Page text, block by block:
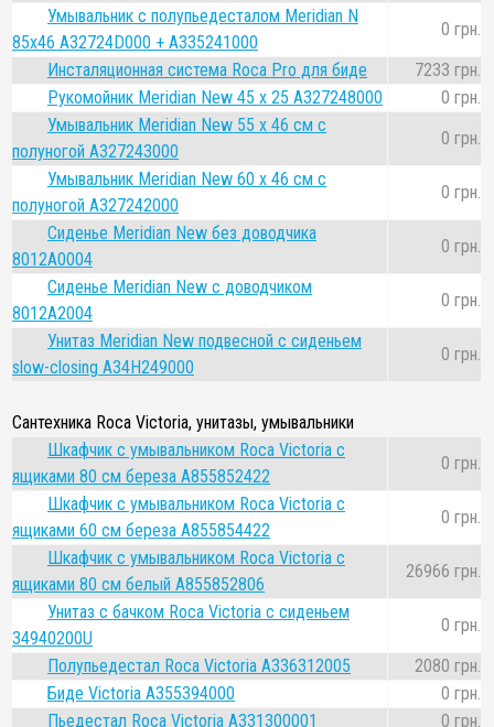
Умывальник с полупьедесталом Meridian N
85x46 A32724D000 + A335241000
0 грн.
Инсталяционная система Roca Pro для биде
7233 грн.
Рукомойник Meridian New 45 х 25 A327248000
0 грн.
Умывальник Meridian New 55 x 46 см с
полуногой A327243000
0 грн.
Умывальник Meridian New 60 x 46 см с
полуногой A327242000
0 грн.
Сиденье Meridian New без доводчика
8012A0004
0 грн.
Сиденье Meridian New с доводчиком
8012A2004
0 грн.
Унитаз Meridian New подвесной с сиденьем
slow-closing A34H249000
0 грн.
Сантехника Roca Victoria, унитазы, умывальники
Шкафчик с умывальником Roca Victoria с
ящиками 80 см береза A855852422
0 грн.
Шкафчик с умывальником Roca Victoria с
ящиками 60 см береза A855854422
0 грн.
Шкафчик с умывальником Roca Victoria с
ящиками 80 см белый A855852806
26966 грн.
Унитаз с бачком Roca Victoria с сиденьем
34940200U
0 грн.
Полупьедестал Roca Victoria A336312005
2080 грн.
Биде Victoria A355394000
0 грн.
Пьедестал Roca Victoria A331300001
0 грн.